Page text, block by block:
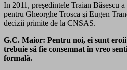
In 2011, preşedintele Traian Băsescu
pentru Gheorghe Trosca şi Eugen
decizii primite de la CNSAS.
G.C. Maior: Pentru noi, ei sunt
trebuie să fie consemnat în vreo
formală.